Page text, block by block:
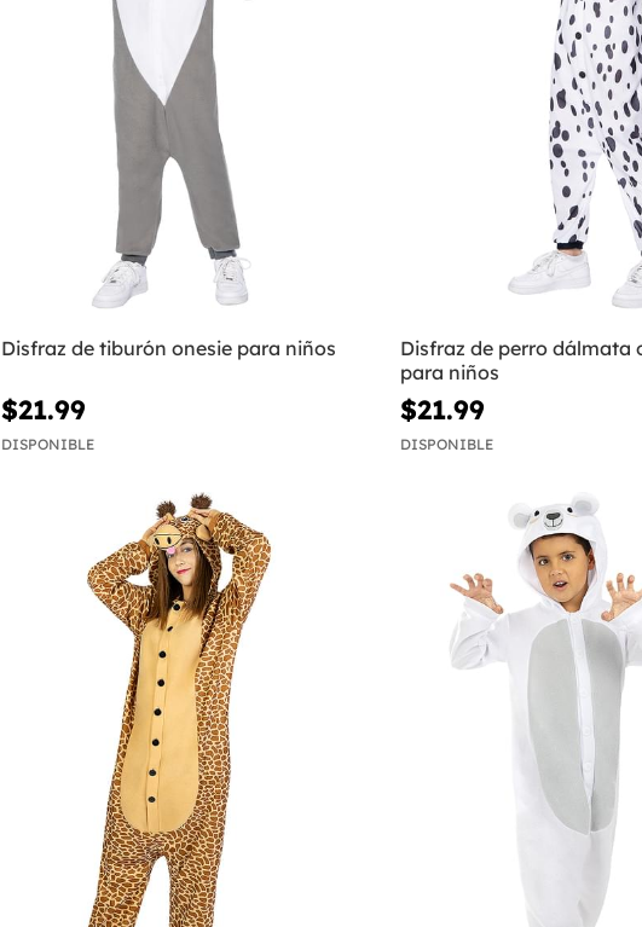
Disfraz de tiburón onesie para niños
$21.99
DISPONIBLE
Disfraz de perro dálmata
para niños
$21.99
DISPONIBLE